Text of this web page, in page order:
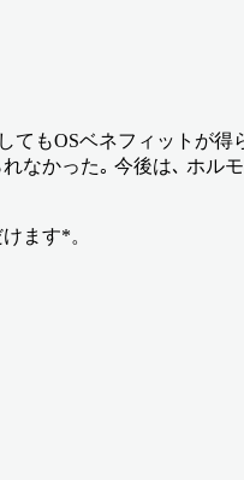
てもOSベネフィットが
なかった｡ 今後は､ ホル
ます*。